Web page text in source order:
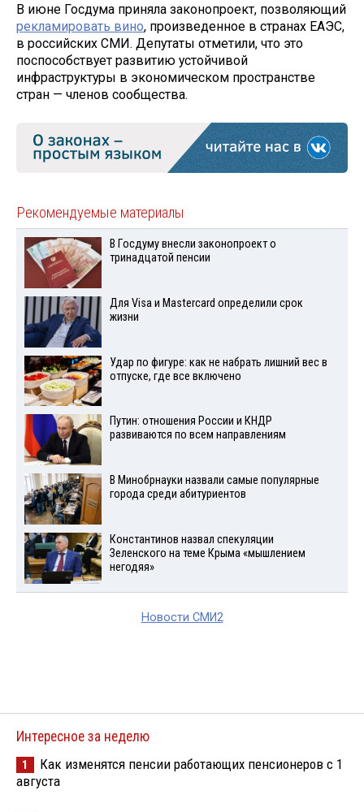
В июне Госдума приняла законопроект, позволяющий
рекламировать вино, произведенное в странах ЕАЭС,
в российских СМИ. Депутаты отметили, что это
поспособствует развитию устойчивой
инфраструктуры в экономическом пространстве
стран — членов сообщества.
Рекомендуемые материалы
В Госдуму внесли законопроект о
тринадцатой пенсии
Для Visа и Mastercard определили срок
жизни
Удар по фигуре: как не набрать лишний вес в
отпуске, где все включено
Путин: отношения России и КНДР
развиваются по всем направлениям
В Минобрнауки назвали самые популярные
города среди абитуриентов
Константинов назвал спекуляции
Зеленского на теме Крыма «мышлением
негодяя»
Новости СМИ2
Интересное за неделю
1
Как изменятся пенсии работающих пенсионеров с 1
августа